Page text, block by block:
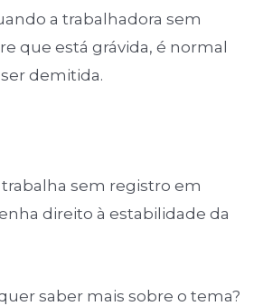
a trabalhadora sem
que está grávida, é normal
demitida.
sem registro em
direito à estabilidade da
saber mais sobre o tema?